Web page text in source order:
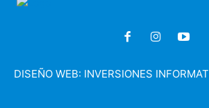
DISEÑO WEB: INVERSIONES